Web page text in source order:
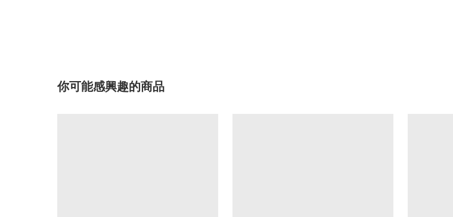
你可能感興趣的商品